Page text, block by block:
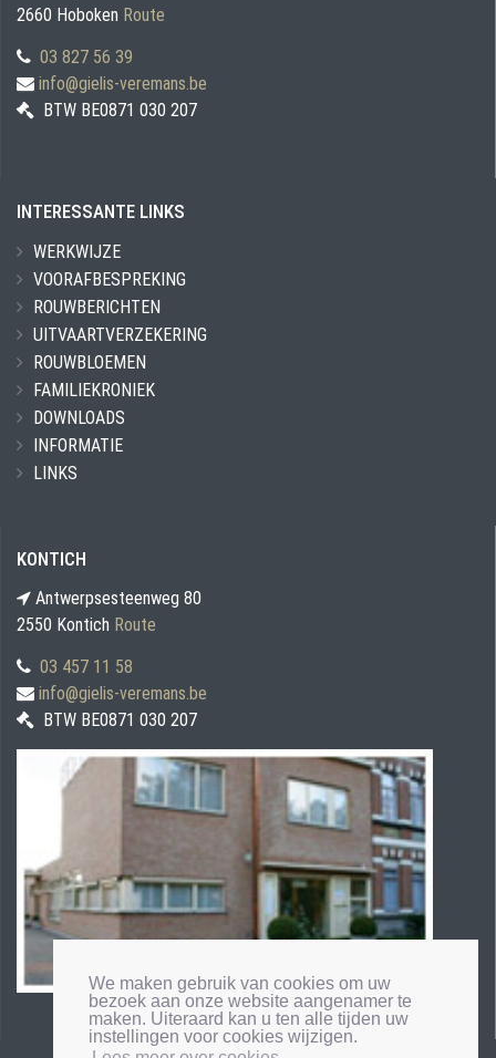
We maken gebruik van cookies om uw
bezoek aan onze website aangenamer te
maken. Uiteraard kan u ten alle tijden uw
instellingen voor cookies wijzigen.
2660 Hoboken Route
03 827 56 39
info@gielis-veremans.be
BTW BE0871 030 207
INTERESSANTE LINKS
WERKWIJZE
VOORAFBESPREKING
ROUWBERICHTEN
UITVAARTVERZEKERING
ROUWBLOEMEN
FAMILIEKRONIEK
DOWNLOADS
INFORMATIE
LINKS
KONTICH
Antwerpsesteenweg 80
2550 Kontich Route
03 457 11 58
info@gielis-veremans.be
BTW BE0871 030 207